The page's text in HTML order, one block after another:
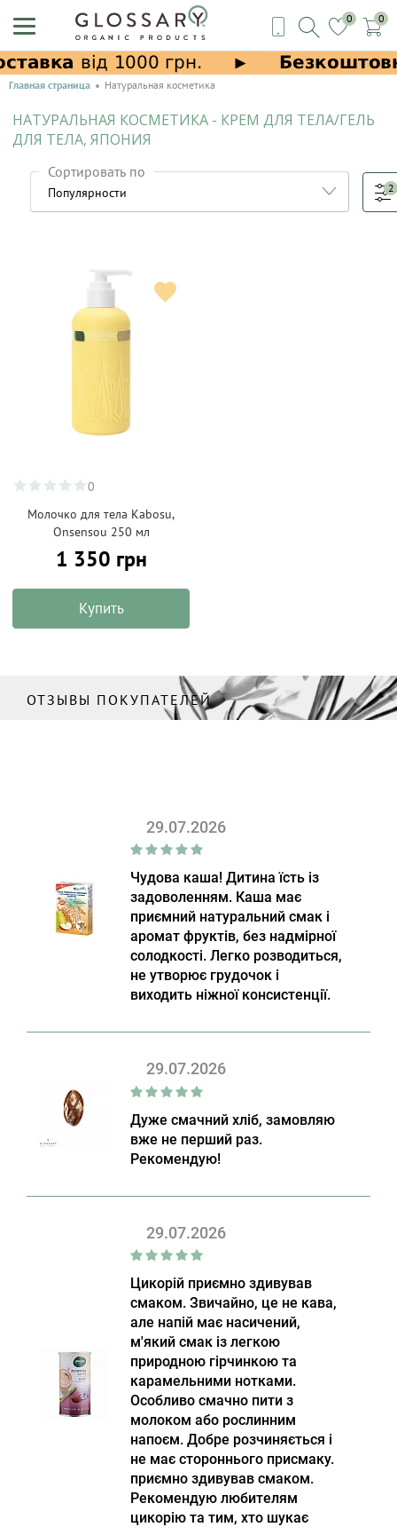
0 0
Главная страница Натуральная косметика
НАТУРАЛЬНАЯ КОСМЕТИКА - КРЕМ ДЛЯ ТЕЛА/ГЕЛЬ
ДЛЯ ТЕЛА, ЯПОНИЯ
Сортировать по
2
0
Молочко для тела Kabosu,
Onsensou 250 мл
1 350 грн
Купить
ОТЗЫВЫ ПОКУПАТЕЛЕЙ
29.07.2026
Чудова каша! Дитина їсть із
задоволенням. Каша має
приємний натуральний смак і
аромат фруктів, без надмірної
солодкості. Легко розводиться,
не утворює грудочок і
виходить ніжної консистенції.
29.07.2026
Дуже смачний хліб, замовляю
вже не перший раз.
Рекомендую!
29.07.2026
Цикорій приємно здивував
смаком. Звичайно, це не кава,
але напій має насичений,
м'який смак із легкою
природною гірчинкою та
карамельними нотками.
Особливо смачно пити з
молоком або рослинним
напоєм. Добре розчиняється і
не має стороннього присмаку.
приємно здивував смаком.
Рекомендую любителям
цикорію та тим, хто шукає